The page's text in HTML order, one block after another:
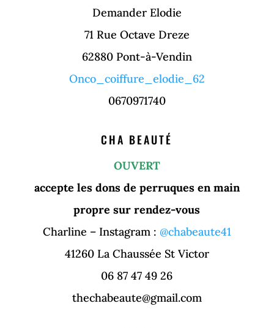
Demander Elodie
71 Rue Octave Dreze
62880 Pont-à-Vendin
Onco_coiffure_elodie_62
0670971740
CHA BEAUTÉ
OUVERT
accepte les dons de perruques en main
propre sur rendez-vous
Charline – Instagram : @chabeaute41
41260 La Chaussée St Victor
06 87 47 49 26
thechabeaute@gmail.com